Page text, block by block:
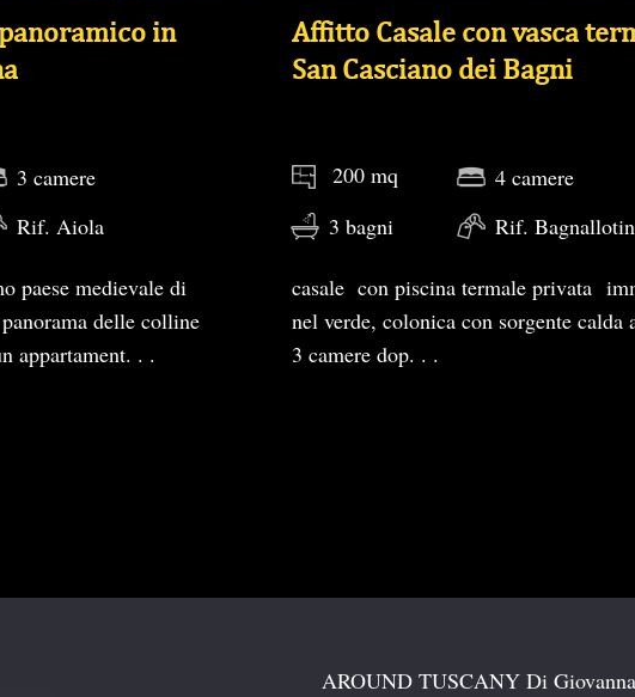
in
3 camere
Rif. Aiola
paese medievale di
delle colline
appartament. . .
Affitto Casale con vasca
San Casciano dei Bagni
200 mq
3 bagni
4 camere
Rif.
casale con piscina termale privata
nel verde, colonica con sorgente calda
3 camere dop. . .
AROUND TUSCANY Di